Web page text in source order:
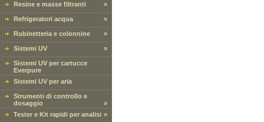
Resine e masse filtranti
»
Refrigeratori acqua »
Rubinetteria e colonnine »
Sistemi UV »
Sistemi UV per cartucce
Everpure
Sistemi UV per aria
Strumenti di controllo e
dosaggio
»
Tester e Kit rapidi per analisi »